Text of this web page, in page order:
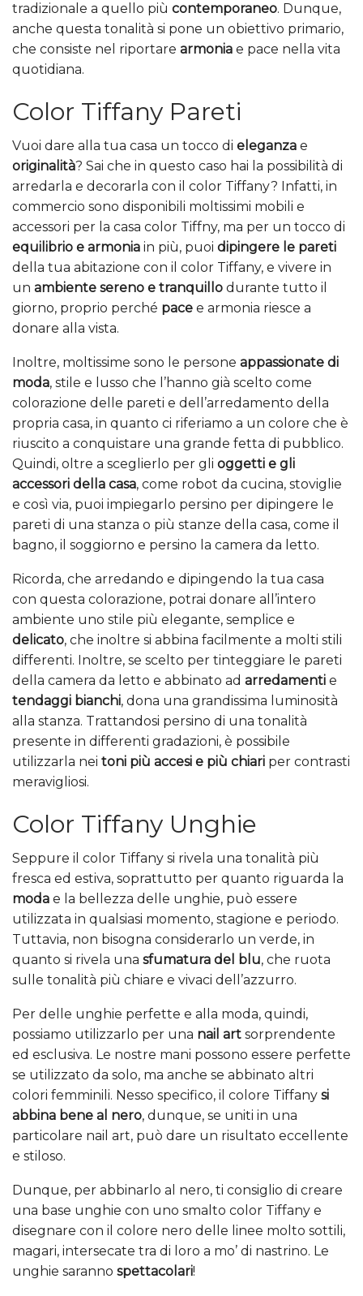
tradizionale a quello più contemporaneo. Dunque,
anche questa tonalità si pone un obiettivo primario,
che consiste nel riportare armonia e pace nella vita
quotidiana.
Color Tiffany Pareti
Vuoi dare alla tua casa un tocco di eleganza e
originalità? Sai che in questo caso hai la possibilità di
arredarla e decorarla con il color Tiffany? Infatti, in
commercio sono disponibili moltissimi mobili e
accessori per la casa color Tiffny, ma per un tocco di
equilibrio e armonia in più, puoi dipingere le pareti
della tua abitazione con il color Tiffany, e vivere in
un ambiente sereno e tranquillo durante tutto il
giorno, proprio perché pace e armonia riesce a
donare alla vista.
Inoltre, moltissime sono le persone appassionate di
moda, stile e lusso che l’hanno già scelto come
colorazione delle pareti e dell’arredamento della
propria casa, in quanto ci riferiamo a un colore che è
riuscito a conquistare una grande fetta di pubblico.
Quindi, oltre a sceglierlo per gli oggetti e gli
accessori della casa, come robot da cucina, stoviglie
e così via, puoi impiegarlo persino per dipingere le
pareti di una stanza o più stanze della casa, come il
bagno, il soggiorno e persino la camera da letto.
Ricorda, che arredando e dipingendo la tua casa
con questa colorazione, potrai donare all’intero
ambiente uno stile più elegante, semplice e
delicato, che inoltre si abbina facilmente a molti stili
differenti. Inoltre, se scelto per tinteggiare le pareti
della camera da letto e abbinato ad arredamenti e
tendaggi bianchi, dona una grandissima luminosità
alla stanza. Trattandosi persino di una tonalità
presente in differenti gradazioni, è possibile
utilizzarla nei toni più accesi e più chiari per contrasti
meravigliosi.
Color Tiffany Unghie
Seppure il color Tiffany si rivela una tonalità più
fresca ed estiva, soprattutto per quanto riguarda la
moda e la bellezza delle unghie, può essere
utilizzata in qualsiasi momento, stagione e periodo.
Tuttavia, non bisogna considerarlo un verde, in
quanto si rivela una sfumatura del blu, che ruota
sulle tonalità più chiare e vivaci dell’azzurro.
Per delle unghie perfette e alla moda, quindi,
possiamo utilizzarlo per una nail art sorprendente
ed esclusiva. Le nostre mani possono essere perfette
se utilizzato da solo, ma anche se abbinato altri
colori femminili. Nesso specifico, il colore Tiffany si
abbina bene al nero, dunque, se uniti in una
particolare nail art, può dare un risultato eccellente
e stiloso.
Dunque, per abbinarlo al nero, ti consiglio di creare
una base unghie con uno smalto color Tiffany e
disegnare con il colore nero delle linee molto sottili,
magari, intersecate tra di loro a mo’ di nastrino. Le
unghie saranno spettacolari!